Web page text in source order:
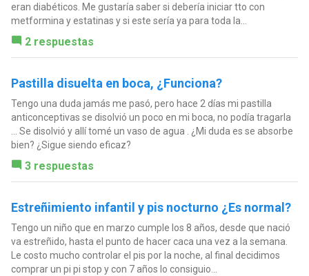
eran diabéticos. Me gustaría saber si debería iniciar tto con
metformina y estatinas y si este sería ya para toda la...
2 respuestas
Pastilla disuelta en boca, ¿Funciona?
Tengo una duda jamás me pasó, pero hace 2 días mi pastilla
anticonceptivas se disolvió un poco en mi boca, no podía tragarla
... Se disolvió y allí tomé un vaso de agua . ¿Mi duda es se absorbe
bien? ¿Sigue siendo eficaz?
3 respuestas
Estreñimiento infantil y pis nocturno ¿Es normal?
Tengo un niño que en marzo cumple los 8 años, desde que nació
va estreñido, hasta el punto de hacer caca una vez a la semana.
Le costo mucho controlar el pis por la noche, al final decidimos
comprar un pi pi stop y con 7 años lo consiguio...